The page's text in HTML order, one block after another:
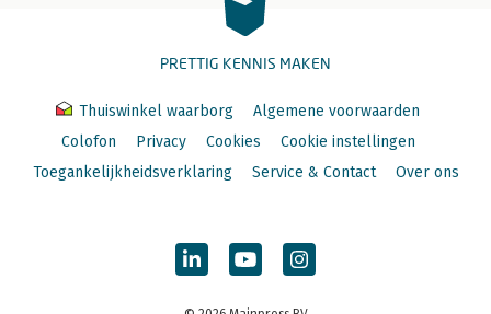
PRETTIG KENNIS MAKEN
Thuiswinkel waarborg
Algemene voorwaarden
Colofon
Privacy Cookies
Cookie instellingen
Toegankelijkheidsverklaring
Service & Contact Over ons